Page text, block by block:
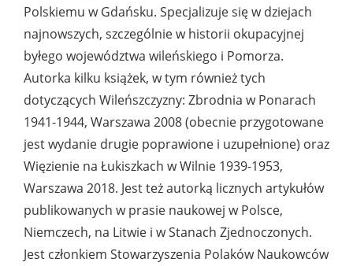
Polskiemu w Gdańsku. Specjalizuje się w dziejach
najnowszych, szczególnie w historii okupacyjnej
byłego województwa wileńskiego i Pomorza.
Autorka kilku książek, w tym również tych
dotyczących Wileńszczyzny: Zbrodnia w Ponarach
1941-1944, Warszawa 2008 (obecnie przygotowane
jest wydanie drugie poprawione i uzupełnione) oraz
Więzienie na Łukiszkach w Wilnie 1939-1953,
Warszawa 2018. Jest też autorką licznych artykułów
publikowanych w prasie naukowej w Polsce,
Niemczech, na Litwie i w Stanach Zjednoczonych.
Jest członkiem Stowarzyszenia Polaków Naukowców